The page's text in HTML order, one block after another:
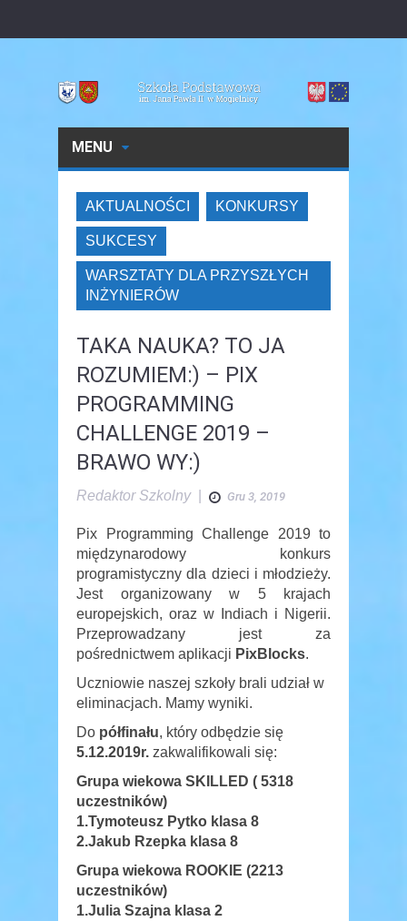
MENU
AKTUALNOŚCI KONKURSY
SUKCESY
WARSZTATY DLA PRZYSZŁYCH
INŻYNIERÓW
TAKA NAUKA? TO JA
ROZUMIEM:) – PIX
PROGRAMMING
CHALLENGE 2019 –
BRAWO WY:)
Redaktor Szkolny| Gru 3, 2019
Pix Programming Challenge 2019 to
międzynarodowy konkurs
programistyczny dla dzieci i młodzieży.
Jest organizowany w 5 krajach
europejskich, oraz w Indiach i Nigerii.
Przeprowadzany jest za
pośrednictwem aplikacji PixBlocks.
Uczniowie naszej szkoły brali udział w
eliminacjach. Mamy wyniki.
Do półfinału, który odbędzie się
5.12.2019r. zakwalifikowali się:
Grupa wiekowa SKILLED ( 5318
uczestników)
1.Tymoteusz Pytko klasa 8
2.Jakub Rzepka klasa 8
Grupa wiekowa ROOKIE (2213
uczestników)
1.Julia Szajna klasa 2